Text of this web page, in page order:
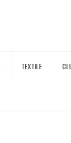
TEXTILE